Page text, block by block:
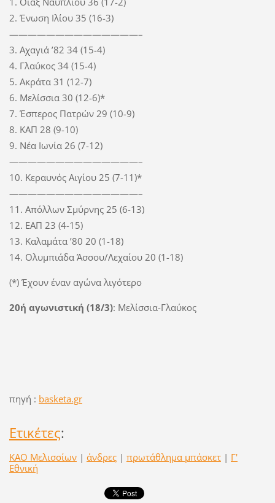
2. Ένωση Ιλίου 35 (16-3)
——————————————–
3. Αχαγιά ’82 34 (15-4)
4. Γλαύκος 34 (15-4)
5. Ακράτα 31 (12-7)
6. Μελίσσια 30 (12-6)*
7. Έσπερος Πατρών 29 (10-9)
8. ΚΑΠ 28 (9-10)
9. Νέα Ιωνία 26 (7-12)
——————————————–
10. Κεραυνός Αιγίου 25 (7-11)*
——————————————–
11. Απόλλων Σμύρνης 25 (6-13)
12. ΕΑΠ 23 (4-15)
13. Καλαμάτα ’80 20 (1-18)
14. Ολυμπιάδα Άσσου/Λεχαίου 20 (1-18)
(*) Έχουν έναν αγώνα λιγότερο
20ή αγωνιστική (18/3): Μελίσσια-Γλαύκος
πηγή : basketa.gr
Ετικέτες:
ΚΑΟ Μελισσίων | άνδρες | πρωτάθλημα μπάσκετ | Γ'
Εθνική